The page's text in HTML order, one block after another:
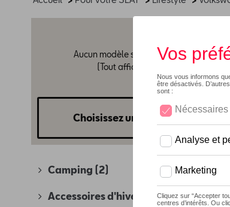
Aucun modèle sélectionné
(Tout afficher)
Choisissez un modèle
Camping (2)
Accessoires d'hiver